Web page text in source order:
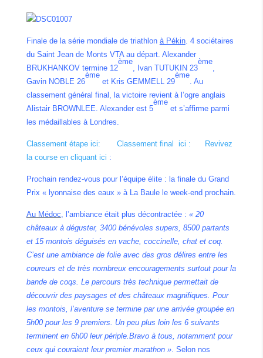
Finale de la série mondiale de triathlon à Pékin. 4 sociétaires
du Saint Jean de Monts VTA au départ. Alexander
BRUKHANKOV termine 12
ème
, Ivan TUTUKIN 23
ème
,
Gavin NOBLE 26
ème
et Kris GEMMELL 29
ème
. Au
classement général final, la victoire revient à l’ogre anglais
Alistair BROWNLEE. Alexander est 5
ème
et s’affirme parmi
les médaillables à Londres.
Classement étape ici: Classement final ici :
Revivez
la course en cliquant ici :
Prochain rendez-vous pour l’équipe élite : la finale du Grand
Prix « lyonnaise des eaux » à La Baule le week-end prochain.
Au Médoc, l’ambiance était plus décontractée : « 20
châteaux à déguster, 3400 bénévoles supers, 8500 partants
et 15 montois déguisés en vache, coccinelle, chat et coq.
C’est une ambiance de folie avec des gros délires entre les
coureurs et de très nombreux encouragements surtout pour la
bande de coqs. Le parcours très technique permettait de
découvrir des paysages et des châteaux magnifiques. Pour
les montois, l’aventure se termine par une arrivée groupée en
5h00 pour les 9 premiers. Un peu plus loin les 6 suivants
terminent en 6h00 leur périple.Bravo à tous, notamment pour
ceux qui couraient leur premier marathon ». Selon nos